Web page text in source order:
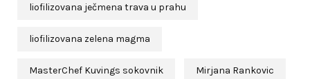
liofilizovana ječmena trava u prahu
liofilizovana zelena magma
MasterChef Kuvings sokovnik Mirjana Rankovic